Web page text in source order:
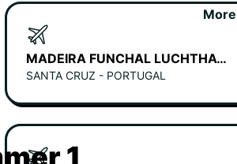
MADEIRA FUNCHAL LUCHTHAVEN
SANTA CRUZ - PORTUGAL
1